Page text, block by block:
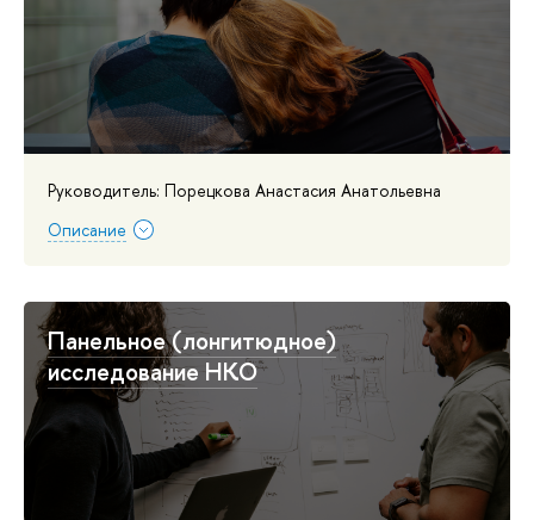
Руководитель: Порецкова Анастасия Анатольевна
Описание
Панельное (лонгитюдное)
исследование НКО